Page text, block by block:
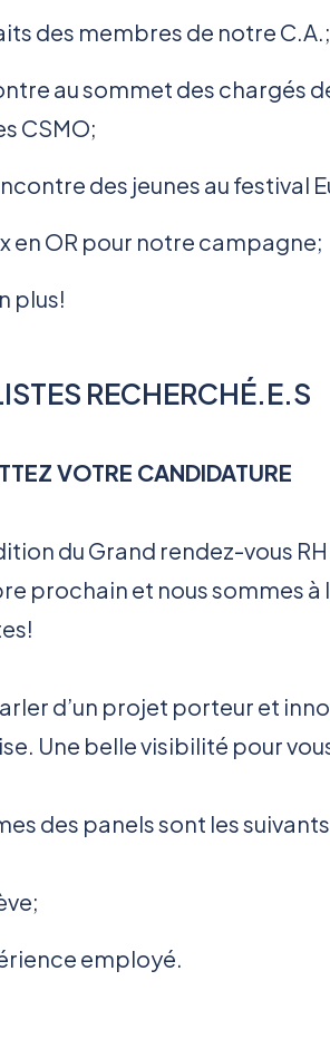
des membres de notre C.A.;
au sommet des chargés
CSMO;
des jeunes au festival
en OR pour notre campagne;
plus!
RECHERCHÉ.E.S
VOTRE CANDIDATURE
du Grand rendez-vous
prochain et nous sommes à
d’un projet porteur et
Une belle visibilité pour
des panels sont les suivants
employé.